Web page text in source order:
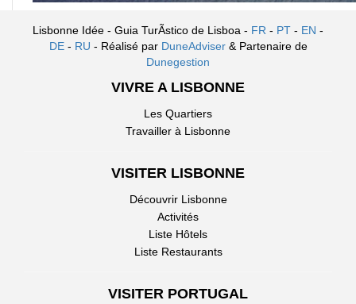
Lisbonne Idée - Guia TurÃ­stico de Lisboa - FR - PT - EN -
DE- RU - Réalisé par DuneAdviser & Partenaire de
Dunegestion
VIVRE A LISBONNE
Les Quartiers
Travailler à Lisbonne
VISITER LISBONNE
Découvrir Lisbonne
Activités
Liste Hôtels
Liste Restaurants
VISITER PORTUGAL